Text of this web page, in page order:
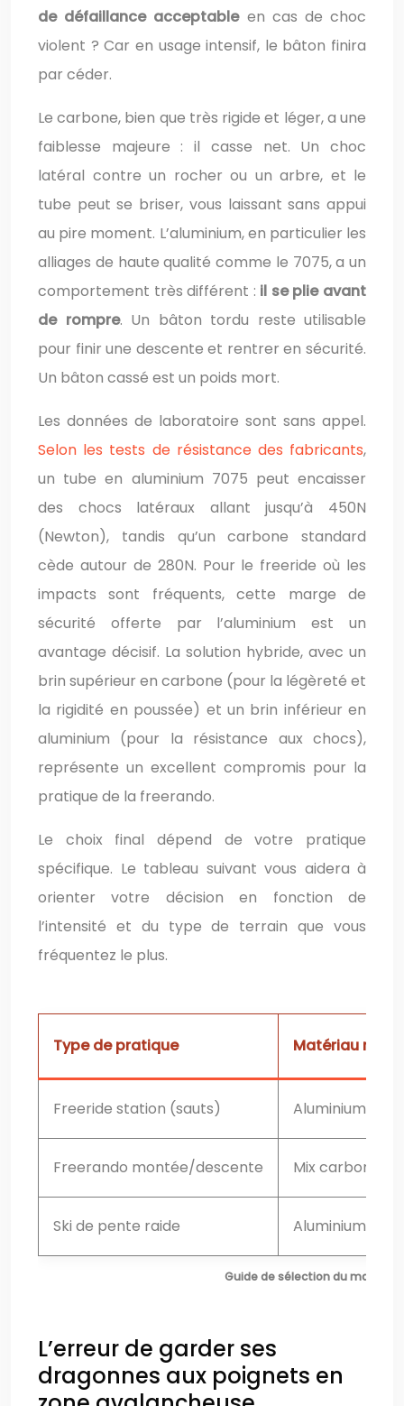
de défaillance acceptableen cas de choc
violent ? Car en usage intensif, le bâton finira
par céder.
Le carbone, bien que très rigide et léger, a une
faiblesse majeure : il casse net. Un choc
latéral contre un rocher ou un arbre, et le
tube peut se briser, vous laissant sans appui
au pire moment. L’aluminium, en particulier les
alliages de haute qualité comme le 7075, a un
comportement très différent : il se plie avant
de rompre. Un bâton tordu reste utilisable
pour finir une descente et rentrer en sécurité.
Un bâton cassé est un poids mort.
Les données de laboratoire sont sans appel.
Selon les tests de résistance des fabricants,
un tube en aluminium 7075 peut encaisser
des chocs latéraux allant jusqu’à 450N
(Newton), tandis qu’un carbone standard
cède autour de 280N. Pour le freeride où les
impacts sont fréquents, cette marge de
sécurité offerte par l’aluminium est un
avantage décisif. La solution hybride, avec un
brin supérieur en carbone (pour la légèreté et
la rigidité en poussée) et un brin inférieur en
aluminium (pour la résistance aux chocs),
représente un excellent compromis pour la
pratique de la freerando.
Le choix final dépend de votre pratique
spécifique. Le tableau suivant vous aidera à
orienter votre décision en fonction de
l’intensité et du type de terrain que vous
fréquentez le plus.
Guide de sélection du
Type de pratique Matériau
Freeride station (sauts) Aluminium
Freerando montée/descente Mix carbone/
Ski de pente raide Aluminium
L’erreur de garder ses
dragonnes aux poignets en